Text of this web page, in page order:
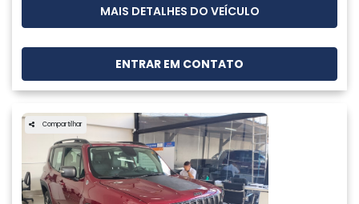
MAIS DETALHES DO VEÍCULO
ENTRAR EM CONTATO
Compartilhar